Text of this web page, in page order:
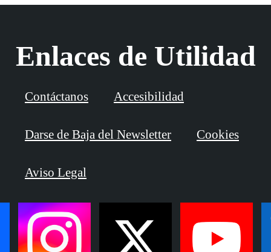
Enlaces de Utilidad
Contáctanos Accesibilidad
Darse de Baja del Newsletter Cookies
Aviso Legal